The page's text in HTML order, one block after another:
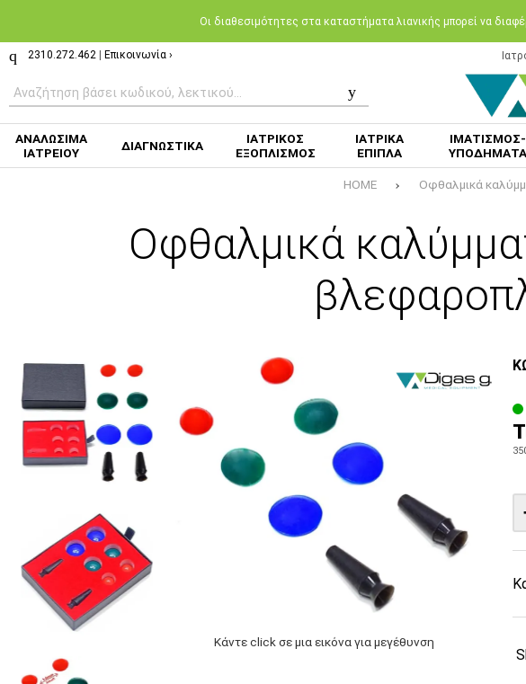
Oι διαθεσιμότητες στα καταστήματα λιανικής μπορεί να
2310.272.462 Επικοινωνία ›
ΑΝΑΛΩΣΙΜΑ
ΙΑΤΡΕΙΟΥ
ΔΙΑΓΝΩΣΤΙΚΑ
ΙΑΤΡΙΚΟΣ
ΕΞΟΠΛΙΣΜΟΣ
ΙΑΤΡΙΚΑ
ΕΠΙΠΛΑ
ΙΜΑΤΙΣΜΟΣ-
ΥΠΟΔΗΜΑΤΑ
HOME Οφθαλμικά
Οφθαλμικά
Κάντε click σε μια εικόνα για μεγέθυνση